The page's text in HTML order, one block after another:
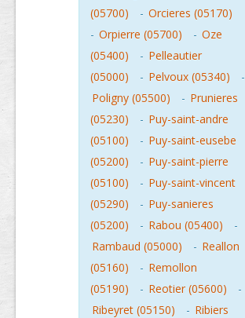
(05700)
- Orcieres (05170)
- Orpierre (05700) - Oze
(05400)
- Pelleautier
(05000)
- Pelvoux (05340)
-
Poligny (05500)
- Prunieres
(05230)
- Puy-saint-andre
(05100)
- Puy-saint-eusebe
(05200)
- Puy-saint-pierre
(05100)
- Puy-saint-vincent
(05290)
- Puy-sanieres
(05200)
- Rabou (05400)
-
Rambaud (05000)
- Reallon
(05160)
- Remollon
(05190)
- Reotier (05600)
-
Ribeyret (05150)
- Ribiers